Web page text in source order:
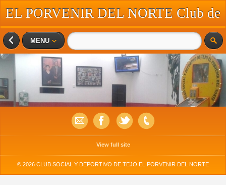
EL PORVENIR DEL NORTE Club de
MENU
View full site
© 2026 CLUB SOCIAL Y DEPORTIVO DE TEJO EL PORVENIR DEL NORTE